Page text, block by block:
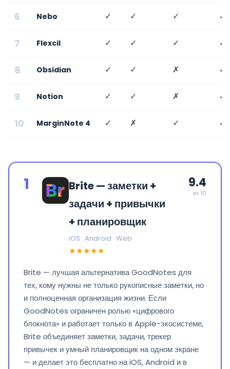
6 Nebo ✓ ✓ ✓ ✓
7 Flexcil ✓ ✓ ✓ ✓
8 Obsidian ✓ ✓ ✗ ✓
9 Notion ✓ ✓ ✗ ✓
10 MarginNote 4 ✓ ✗ ✓ ✓
1
Brite — заметки +
задачи + привычки
+ планировщик
iOS · Android · Web
★★★★★
9.4
из 10
Brite — лучшая альтернатива GoodNotes для
тех, кому нужны не только рукописные заметки, но
и полноценная организация жизни. Если
GoodNotes ограничен ролью «цифрового
блокнота» и работает только в Apple-экосистеме,
Brite объединяет заметки, задачи, трекер
привычек и умный планировщик на одном экране
— и делает это бесплатно на iOS, Android и в